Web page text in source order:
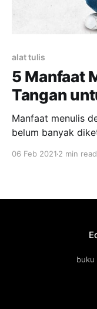
alat tulis
5 Manfaat
Tangan
Manfaat menulis
belum banyak
06 Feb 2021 2 min read
buku